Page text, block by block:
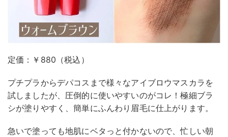
定価：￥880（税込）
プチプラからデパコスまで様々なアイブロウマスカラを
試しましたが、圧倒的に使いやすいのがコレ！極細ブラ
シが塗りやすく、簡単にふんわり眉毛に仕上がります。
急いで塗っても地肌にベタっと付かないので、忙しい朝